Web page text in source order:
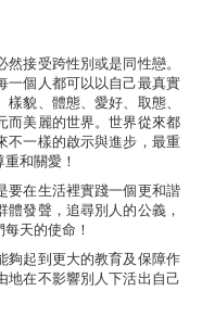
接受跨性別或是同性戀。
一個人都可以以自己最真實
貌、體態、愛好、取態、
而美麗的世界。世界從來都
不一樣的啟示與進步，最重
和關愛！
要在生活裡實踐一個更和諧
發聲，追尋別人的公義，
天的使命！
夠起到更大的教育及保障作
地在不影響別人下活出自己